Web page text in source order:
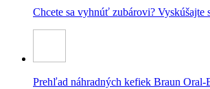
Chcete sa vyhnúť zubárovi? Vyskúšajte
Prehľad náhradných kefiek Braun